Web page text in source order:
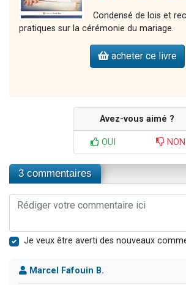
Condensé de lois et
pratiques sur la cérémonie du mariage.
acheter ce livre
Avez-vous aimé ?
OUI NON
3 commentaires
Je veux être averti des nouveaux
Marcel Fafouin B.